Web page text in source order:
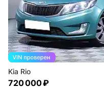
Kia Rio
720 000 ₽